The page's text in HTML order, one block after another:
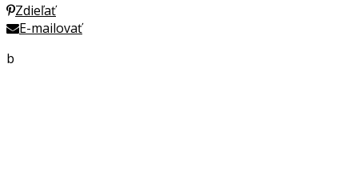
Zdieľať
E-mailovať
b